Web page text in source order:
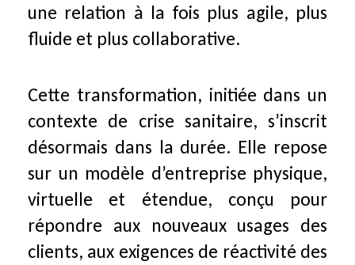
une relation à la fois plus agile, plus
fluide et plus collaborative.
Cette transformation, initiée dans un
contexte de crise sanitaire, s’inscrit
désormais dans la durée. Elle repose
sur un modèle d’entreprise physique,
virtuelle et étendue, conçu pour
répondre aux nouveaux usages des
clients, aux exigences de réactivité des